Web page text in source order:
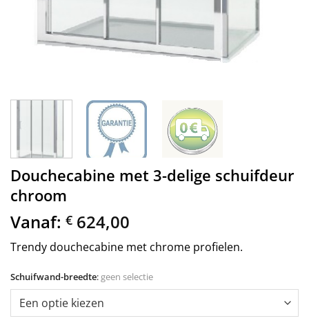
Douchecabine met 3-delige schuifdeur
chroom
Vanaf: € 624,00
Trendy douchecabine met chrome profielen.
Schuifwand-breedte:geen selectie